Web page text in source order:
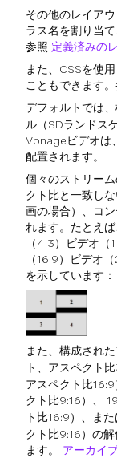
その他のレイア
ラス名を割り当
参照 定義済みの
また、CSSを使
こともできます
デフォルトでは
ル（SDランドス
Vonageビデオは
配置されます。
個々のストリー
クト比と一致し
画の場合）、コ
れます。たとえ
（4:3）ビデオ
（16:9）ビデオ
を示しています：
また、構成され
ト、アスペクト
アスペクト比
クト比9:16）、
ト比16:9）、また
クト比9:16）の
ます。 アーカイ